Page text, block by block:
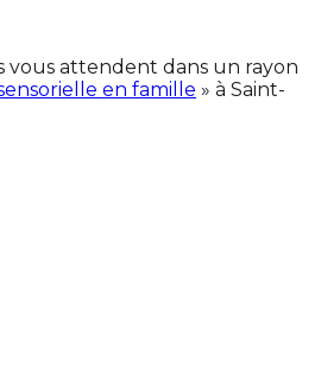
vous attendent dans un rayon
en famille » à Saint-